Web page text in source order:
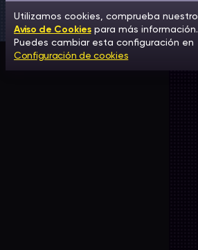
Utilizamos cookies, comprueba nuestro
Aviso de Cookiespara más información.
Puedes cambiar esta configuración en
Configuración de cookies